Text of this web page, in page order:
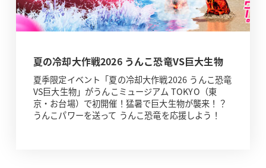
夏の冷却大作戦2026 うんこ恐竜VS巨大生物
夏季限定イベント「夏の冷却大作戦2026 うんこ恐竜
VS巨大生物」がうんこミュージアム TOKYO（東
京・お台場）で初開催！猛暑で巨大生物が襲来！？
うんこパワーを送って うんこ恐竜を応援しよう！